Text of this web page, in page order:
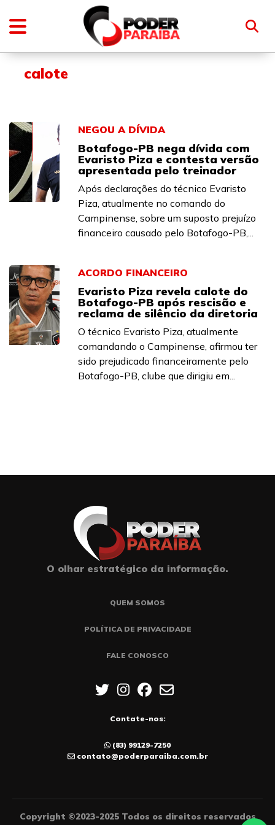
calote
NEGOU A DÍVIDA
Botafogo-PB nega dívida com
Evaristo Piza e contesta versão
apresentada pelo treinador
Após declarações do técnico Evaristo
Piza, atualmente no comando do
Campinense, sobre um suposto prejuízo
financeiro causado pelo Botafogo-PB,...
ACORDO FINANCEIRO
Evaristo Piza revela calote do
Botafogo-PB após rescisão e
reclama de silêncio da diretoria
O técnico Evaristo Piza, atualmente
comandando o Campinense, afirmou ter
sido prejudicado financeiramente pelo
Botafogo-PB, clube que dirigiu em...
O olhar estratégico da informação.
QUEM SOMOS
POLÍTICA DE PRIVACIDADE
FALE CONOSCO
Contate-nos:
(83) 99129-7250
contato@poderparaiba.com.br
Copyright ©2023-2025 Todos os direitos reservados